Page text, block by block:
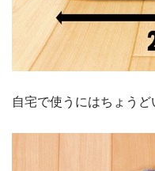
自宅で使うにはちょうど